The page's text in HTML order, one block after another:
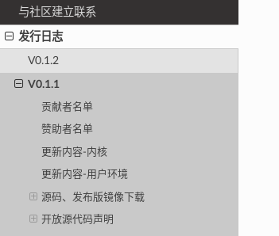
与社区建立联系
发行日志
V0.1.2
V0.1.1
贡献者名单
赞助者名单
更新内容-内核
更新内容-用户环境
源码、发布版镜像下载
开放源代码声明